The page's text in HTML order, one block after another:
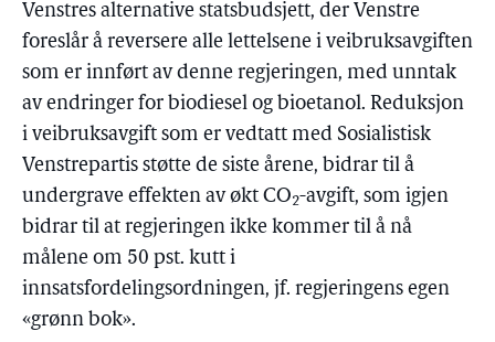
Venstres alternative statsbudsjett, der Venstre
foreslår å reversere alle lettelsene i veibruksavgiften
som er innført av denne regjeringen, med unntak
av endringer for biodiesel og bioetanol. Reduksjon
i veibruksavgift som er vedtatt med Sosialistisk
Venstrepartis støtte de siste årene, bidrar til å
undergrave effekten av økt CO2-avgift, som igjen
bidrar til at regjeringen ikke kommer til å nå
målene om 50 pst. kutt i
innsatsfordelingsordningen, jf. regjeringens egen
«grønn bok».